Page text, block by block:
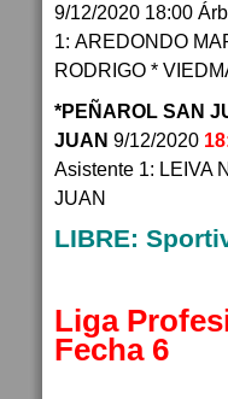
9/12/2020 18:00
1: AREDONDO
RODRIGO *
*PEÑAROL SAN
JUAN 9/12/2020
Asistente 1: LEIVA
JUAN
LIBRE:
Liga
Fecha 6